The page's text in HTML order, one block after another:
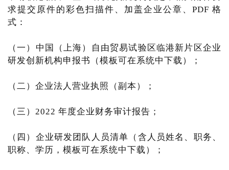
求提交原件的彩色扫描件、加盖企业公章、PDF 格
式：
（一）中国（上海）自由贸易试验区临港新片区企业
研发创新机构申报书（模板可在系统中下载）；
（二）企业法人营业执照（副本）；
（三）2022 年度企业财务审计报告；
（四）企业研发团队人员清单（含人员姓名、职务、
职称、学历，模板可在系统中下载）；